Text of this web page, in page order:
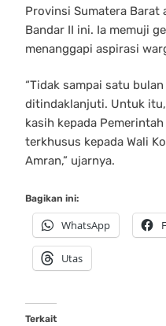
Provinsi Sumatera Barat
Bandar II ini. Ia memuji
menanggapi aspirasi
“Tidak sampai satu
ditindaklanjuti. Untuk
kasih kepada
terkhusus kepada Wali
Amran,” ujarnya.
Bagikan ini:
WhatsApp
Utas
Terkait